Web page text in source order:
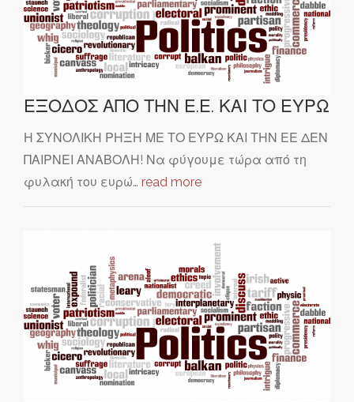
ΕΞΟΔΟΣ ΑΠΟ ΤΗΝ Ε.Ε. ΚΑΙ ΤΟ ΕΥΡΩ
Η ΣΥΝΟΛΙΚΗ ΡΗΞΗ ΜΕ ΤΟ ΕΥΡΩ ΚΑΙ ΤΗΝ ΕΕ ΔΕΝ
ΠΑΙΡΝΕΙ ΑΝΑΒΟΛΗ! Να φύγουμε τώρα από τη
φυλακή του ευρώ… read more